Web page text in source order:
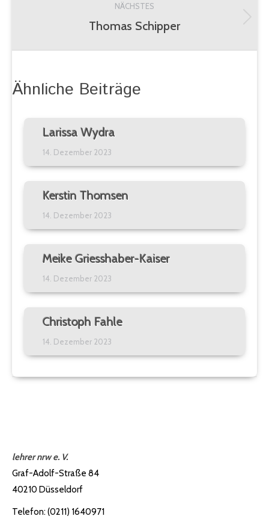
NÄCHSTES
Nächster
Thomas Schipper
Ähnliche Beiträge
Larissa Wydra
14. Dezember 2023
Kerstin Thomsen
14. Dezember 2023
Meike Griesshaber-Kaiser
14. Dezember 2023
Christoph Fahle
14. Dezember 2023
lehrer nrw e. V.
Graf-Adolf-Straße 84
40210 Düsseldorf
Telefon: (0211) 1640971